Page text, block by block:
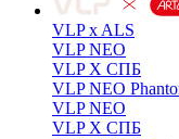
VLP x ALS
VLP NEO
VLP X СПБ
VLP NEO
VLP NEO
VLP X СПБ